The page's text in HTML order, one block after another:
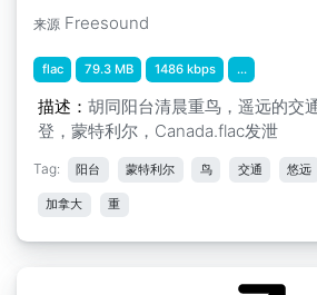
来源 Freesound
flac 79.3 MB 1486 kbps ...
描述： 胡同阳台清晨重鸟，遥远的交
登，蒙特利尔，Canada.flac发泄
Tag: 阳台 蒙特利尔 鸟 交通 悠远
加拿大 重